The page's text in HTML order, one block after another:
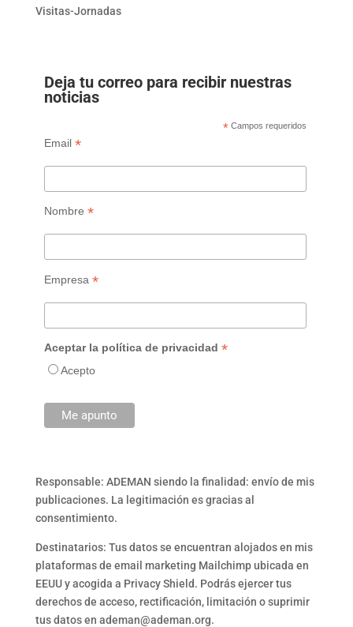
Visitas-Jornadas
Deja tu correo para recibir nuestras
noticias
* Campos requeridos
Email *
Nombre *
Empresa *
Aceptar la política de privacidad *
Acepto
Responsable: ADEMAN siendo la finalidad: envío de mis
publicaciones. La legitimación es gracias al
consentimiento.
Destinatarios: Tus datos se encuentran alojados en mis
plataformas de email marketing Mailchimp ubicada en
EEUU y acogida a Privacy Shield. Podrás ejercer tus
derechos de acceso, rectificación, limitación o suprimir
tus datos en ademan@ademan.org.